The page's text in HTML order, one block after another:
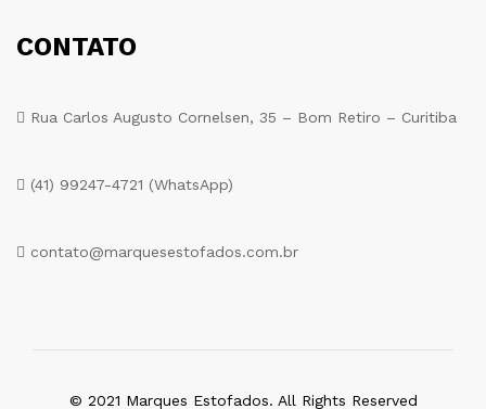
CONTATO
Rua Carlos Augusto Cornelsen, 35 – Bom Retiro – Curitiba
(41) 99247-4721 (WhatsApp)
contato@marquesestofados.com.br
© 2021 Marques Estofados. All Rights Reserved